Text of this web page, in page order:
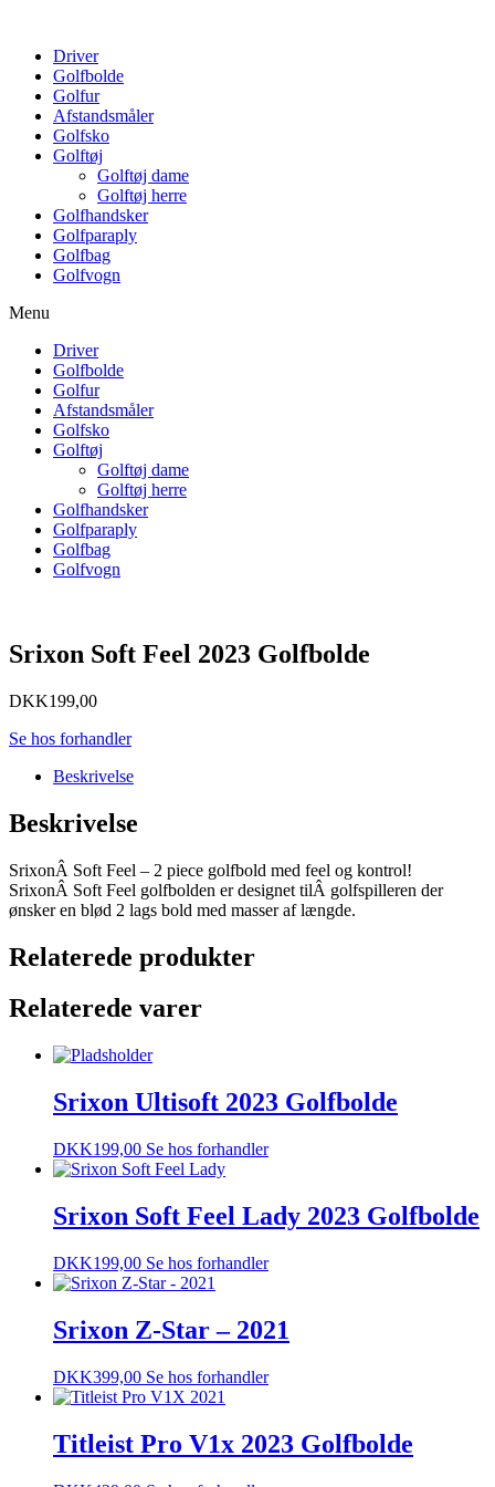
Driver
Golfbolde
Golfur
Afstandsmåler
Golfsko
Golftøj
Golftøj dame
Golftøj herre
Golfhandsker
Golfparaply
Golfbag
Golfvogn
Menu
Driver
Golfbolde
Golfur
Afstandsmåler
Golfsko
Golftøj
Golftøj dame
Golftøj herre
Golfhandsker
Golfparaply
Golfbag
Golfvogn
Srixon Soft Feel 2023 Golfbolde
DKK199,00
Se hos forhandler
Beskrivelse
Beskrivelse
SrixonÂ Soft Feel – 2 piece golfbold med feel og kontrol!
SrixonÂ Soft Feel golfbolden er designet tilÂ golfspilleren der
ønsker en blød 2 lags bold med masser af længde.
Relaterede produkter
Relaterede varer
Srixon Ultisoft 2023 Golfbolde
DKK199,00 Se hos forhandler
Srixon Soft Feel Lady 2023 Golfbolde
DKK199,00 Se hos forhandler
Srixon Z-Star – 2021
DKK399,00 Se hos forhandler
Titleist Pro V1x 2023 Golfbolde